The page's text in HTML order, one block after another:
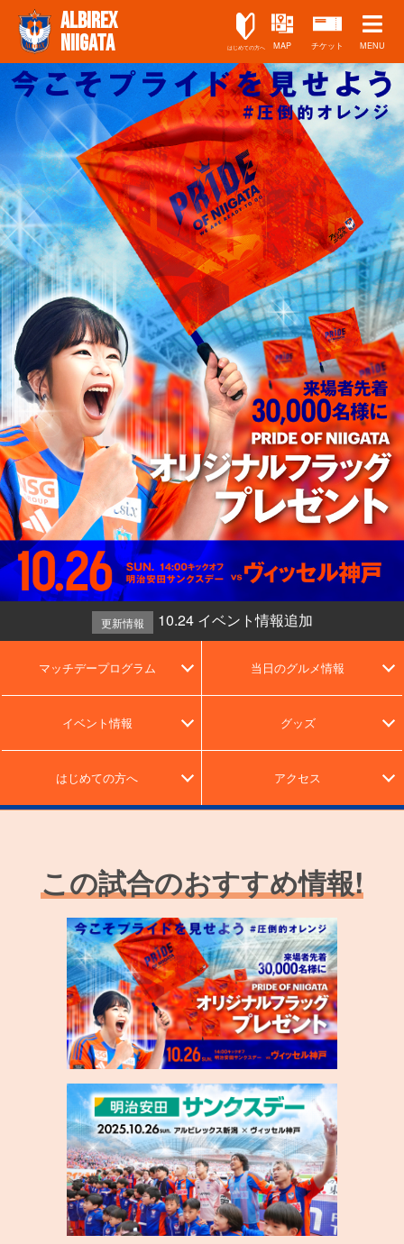
ALBIREX
NIIGATA
チケット
MAP
はじめての方へ MENU
更新情報 10.24 イベント情報追加
マッチデープログラム 当日のグルメ情報
イベント情報 グッズ
はじめての方へ アクセス
この試合のおすすめ情報!